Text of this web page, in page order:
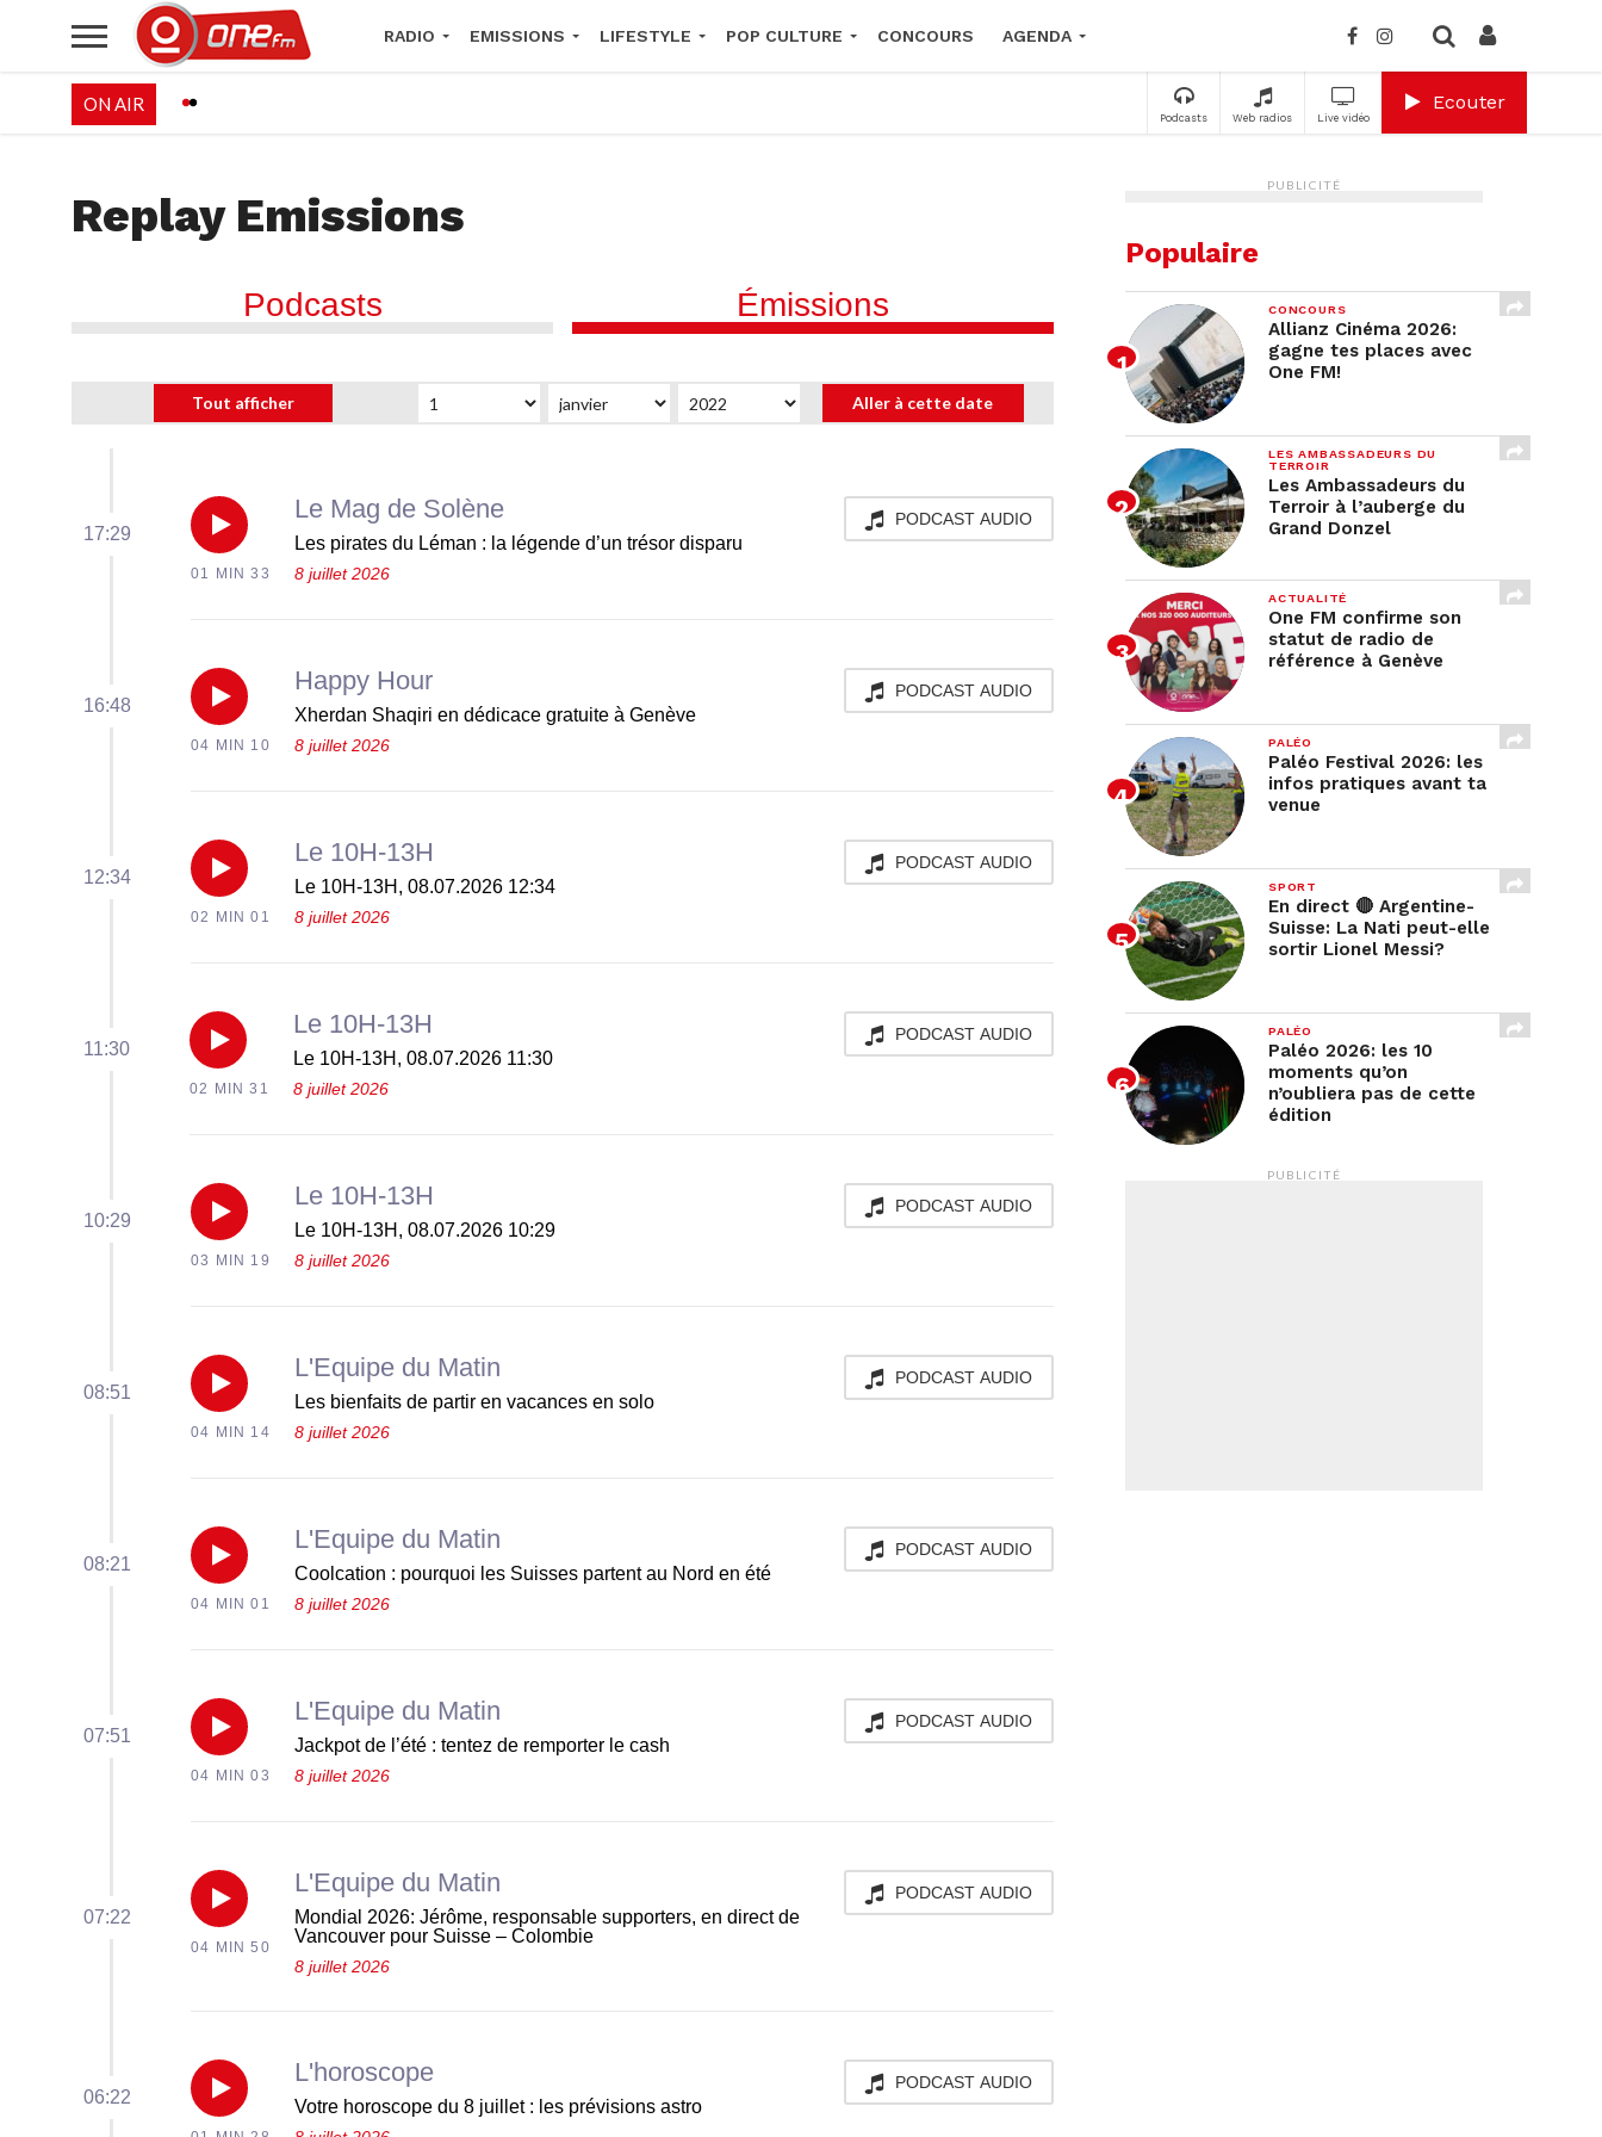
RADIO EMISSIONS LIFESTYLE POP CULTURE CONCOURS AGENDA
Podcasts Web radios Live vidéo
Ecouter
ON AIR
Replay Emissions
Podcasts Émissions
17:29
Réécouter
pirates
du
Léman
la
légende
trésor
disparu
dimanche
09
01 MIN 33
Le Mag de Solène
Les pirates du Léman : la légende d’un trésor disparu
8 juillet 2026
PODCAST AUDIO
16:48
Réécouter
Shaqiri
en
dédicace
à
Genève
dimanche
09
2026
04 MIN 10
Happy Hour
Xherdan Shaqiri en dédicace gratuite à Genève
8 juillet 2026
PODCAST AUDIO
12:34
Réécouter
10H-
13H,
08.07.2026
du
dimanche
août
2026
02 MIN 01
Le 10H-13H
Le 10H-13H, 08.07.2026 12:34
8 juillet 2026
PODCAST AUDIO
11:30
Réécouter
10H-
13H,
08.07.2026
du
dimanche
août
2026
02 MIN 31
Le 10H-13H
Le 10H-13H, 08.07.2026 11:30
8 juillet 2026
PODCAST AUDIO
10:29
Réécouter
10H-
13H,
08.07.2026
du
dimanche
août
2026
03 MIN 19
Le 10H-13H
Le 10H-13H, 08.07.2026 10:29
8 juillet 2026
PODCAST AUDIO
08:51
Réécouter
bienfaits
de
partir
vacances
en
du
dimanche
2026
04 MIN 14
L'Equipe du Matin
Les bienfaits de partir en vacances en solo
8 juillet 2026
PODCAST AUDIO
08:21
Réécouter
pourquoi
les
partent
au
en
été
04 MIN 01
L'Equipe du Matin
Coolcation : pourquoi les Suisses partent au Nord en été
8 juillet 2026
PODCAST AUDIO
07:51
Réécouter
de
l’été
:
de
remporter
04 MIN 03
L'Equipe du Matin
Jackpot de l’été : tentez de remporter le cash
8 juillet 2026
PODCAST AUDIO
07:22
Réécouter
Mondial
Jérôme,
04 MIN 50
L'Equipe du Matin
Mondial 2026: Jérôme, responsable supporters, en direct de
Vancouver pour Suisse – Colombie
8 juillet 2026
PODCAST AUDIO
06:22
Réécouter
L'horoscope
Votre horoscope du 8 juillet : les prévisions astro
PODCAST AUDIO
PUBLICITÉ
Populaire
CONCOURS
Allianz Cinéma 2026:
gagne tes places avec
One FM!
LES AMBASSADEURS DU
TERROIR
Les Ambassadeurs du
Terroir à l’auberge du
Grand Donzel
ACTUALITÉ
One FM confirme son
statut de radio de
référence à Genève
PALÉO
Paléo Festival 2026: les
infos pratiques avant ta
venue
SPORT
En direct 🔴 Argentine-
Suisse: La Nati peut-elle
sortir Lionel Messi?
PALÉO
Paléo 2026: les 10
moments qu’on
n’oubliera pas de cette
édition
PUBLICITÉ